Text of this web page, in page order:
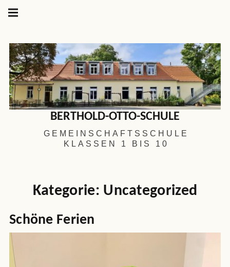
Springe
zum
BERTHOLD-OTTO-SCHULE
GEMEINSCHAFTSSCHULE
KLASSEN 1 BIS 10
Kategorie: Uncategorized
Schöne Ferien